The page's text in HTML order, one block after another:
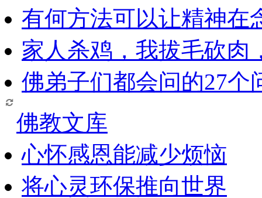
有何方法可以让精神在
家人杀鸡，我拔毛砍肉
佛弟子们都会问的27个
佛教文库
心怀感恩能减少烦恼
将心灵环保推向世界